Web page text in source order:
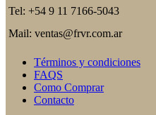
Tel: +54 9 11 7166-5043
Mail: ventas@frvr.com.ar
Términos y condiciones
FAQS
Como Comprar
Contacto